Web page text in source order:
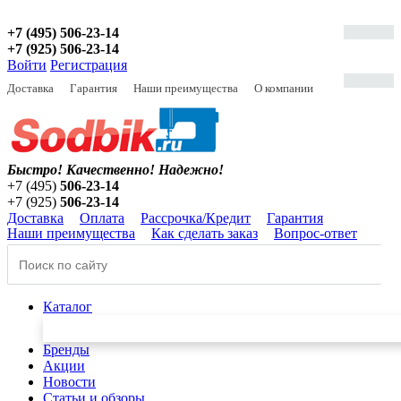
+7 (495) 506-23-14
+7 (925) 506-23-14
Войти Регистрация
Доставка Гарантия Наши преимущества О компании
Быстро! Качественно! Надежно!
+7 (495) 506-23-14
+7 (925) 506-23-14
Доставка
Оплата Рассрочка/Кредит
Гарантия
Наши преимущества
Как сделать заказ Вопрос-ответ
Каталог
Бренды
Акции
Новости
Статьи и обзоры